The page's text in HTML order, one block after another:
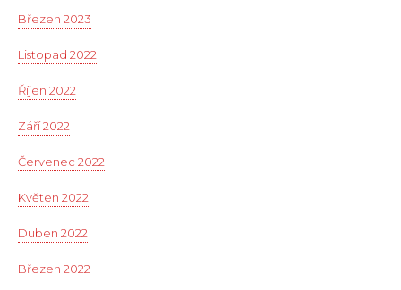
Březen 2023
Listopad 2022
Říjen 2022
Září 2022
Červenec 2022
Květen 2022
Duben 2022
Březen 2022